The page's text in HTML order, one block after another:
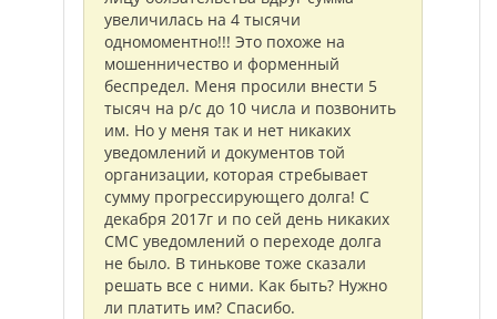
увеличилась на 4 тысячи
одномоментно!!! Это похоже на
мошенничество и форменный
беспредел. Меня просили внести 5
тысяч на р/с до 10 числа и позвонить
им. Но у меня так и нет никаких
уведомлений и документов той
организации, которая стребывает
сумму прогрессирующего долга! С
декабря 2017г и по сей день никаких
СМС уведомлений о переходе долга
не было. В тинькове тоже сказали
решать все с ними. Как быть? Нужно
ли платить им? Спасибо.